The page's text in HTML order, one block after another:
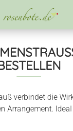
verbindet die
Arrangement.